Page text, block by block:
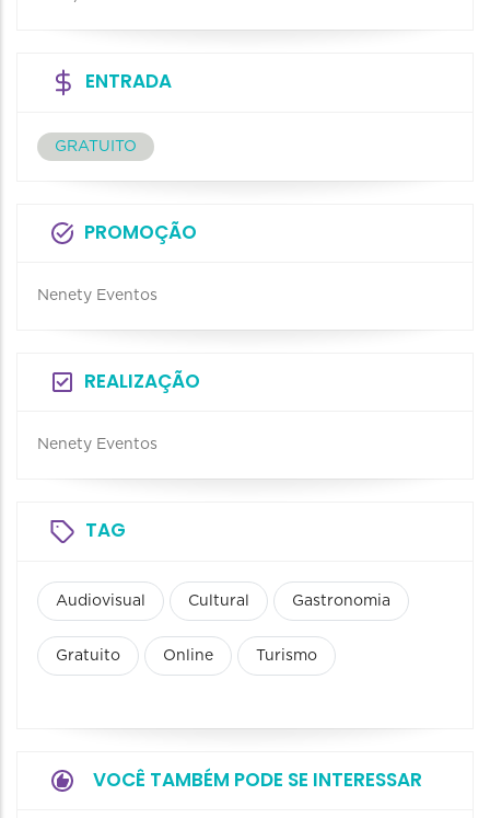
ENTRADA
GRATUITO
PROMOÇÃO
Nenety Eventos
REALIZAÇÃO
Nenety Eventos
TAG
Audiovisual Cultural Gastronomia
Gratuito Online Turismo
VOCÊ TAMBÉM PODE SE INTERESSAR